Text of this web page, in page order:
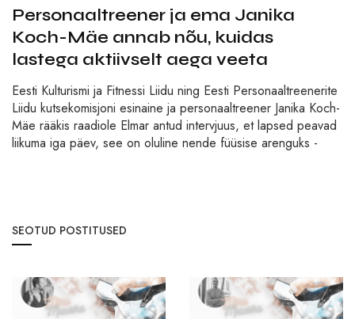
Personaaltreener ja ema Janika
Koch-Mäe annab nõu, kuidas
lastega aktiivselt aega veeta
Eesti Kulturismi ja Fitnessi Liidu ning Eesti Personaaltreenerite
Liidu kutsekomisjoni esinaine ja personaaltreener Janika Koch-
Mäe rääkis raadiole Elmar antud intervjuus, et lapsed peavad
liikuma iga päev, see on oluline nende füüsise arenguks -
SEOTUD POSTITUSED